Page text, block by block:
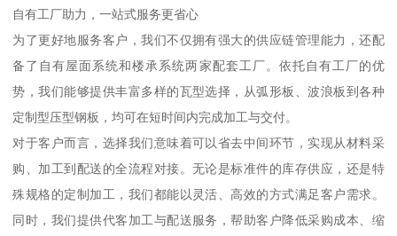
自有工厂助力，一站式服务更省心
为了更好地服务客户，我们不仅拥有强大的供应链管理能力，还配
备了自有屋面系统和楼承系统两家配套工厂。依托自有工厂的优
势，我们能够提供丰富多样的瓦型选择，从弧形板、波浪板到各种
定制型压型钢板，均可在短时间内完成加工与交付。
对于客户而言，选择我们意味着可以省去中间环节，实现从材料采
购、加工到配送的全流程对接。无论是标准件的库存供应，还是特
殊规格的定制加工，我们都能以灵活、高效的方式满足客户需求。
同时，我们提供代客加工与配送服务，帮助客户降低采购成本、缩